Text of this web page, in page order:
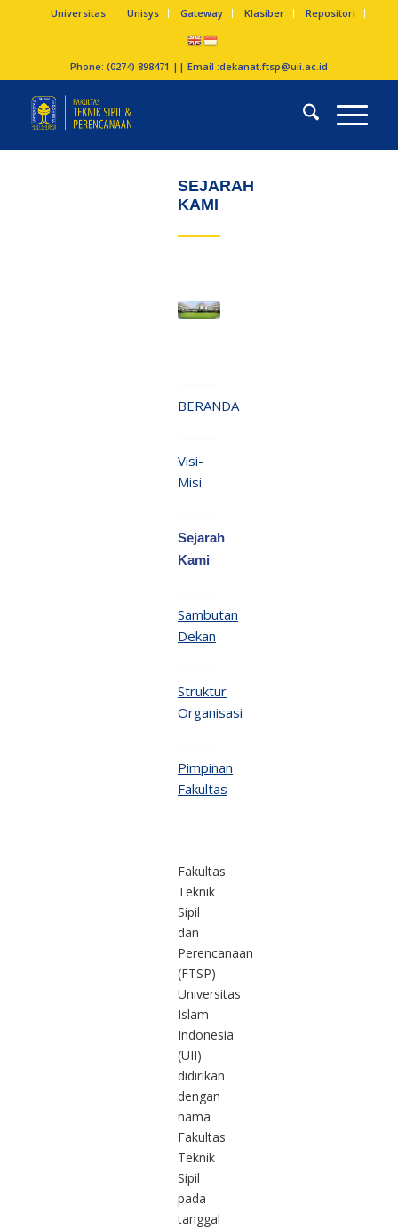
Universitas Unisys Gateway Klasiber Repositori
Phone: (0274) 898471 || Email :dekanat.ftsp@uii.ac.id
SEJARAH
KAMI
BERANDA
Visi-
Misi
Sejarah
Kami
Sambutan
Dekan
Struktur
Organisasi
Pimpinan
Fakultas
Fakultas
Teknik
Sipil
dan
Perencanaan
(FTSP)
Universitas
Islam
Indonesia
(UII)
didirikan
dengan
nama
Fakultas
Teknik
Sipil
pada
tanggal